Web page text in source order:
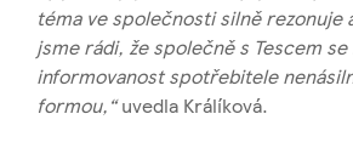
téma ve společnosti silně rezonuje
jsme rádi, že společně s Tescem
informovanost spotřebitele
formou,“uvedla Králíková.